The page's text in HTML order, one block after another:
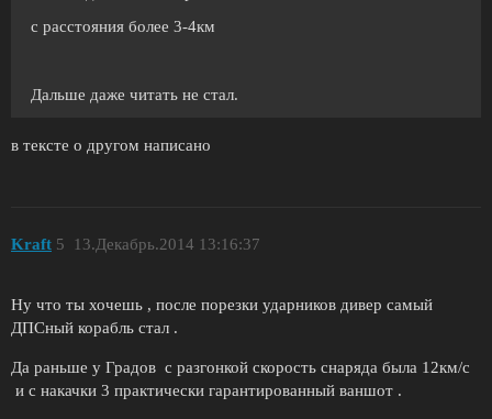
с расстояния более 3-4км
Дальше даже читать не стал.
в тексте о другом написано
Kraft 13.Декабрь.2014 13:16:37
5
Ну что ты хочешь , после порезки ударников дивер самый
ДПСный корабль стал .
Да раньше у Градов с разгонкой скорость снаряда была 12км/с
и с накачки 3 практически гарантированный ваншот .